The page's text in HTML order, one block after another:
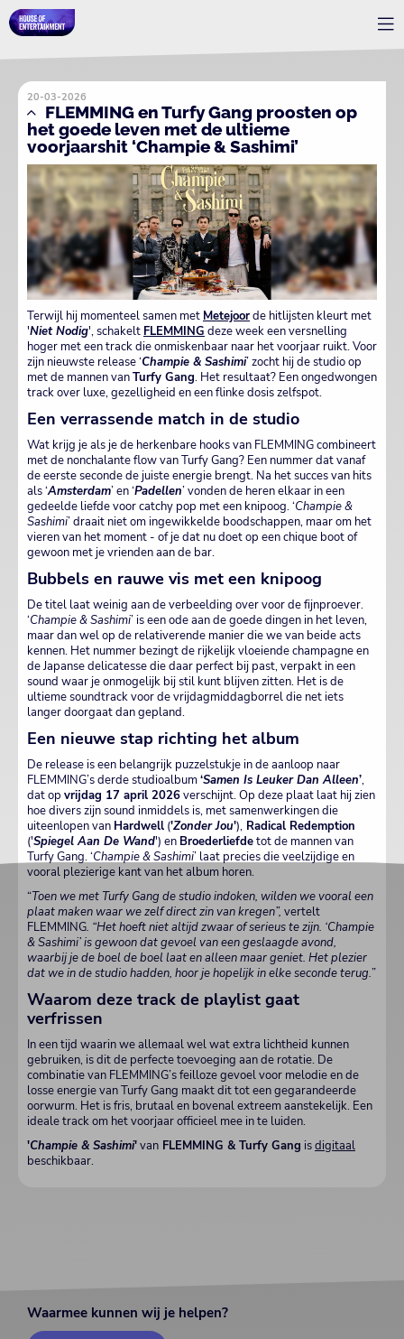
20-03-2026
FLEMMING en Turfy Gang proosten op
het goede leven met de ultieme
voorjaarshit ‘Champie & Sashimi’
Terwijl hij momenteel samen met Metejoorde hitlijsten kleurt met
'Niet Nodig', schakelt FLEMMING deze week een versnelling
hoger met een track die onmiskenbaar naar het voorjaar ruikt. Voor
zijn nieuwste release ‘Champie & Sashimi’ zocht hij de studio op
met de mannen vanTurfy Gang. Het resultaat? Een ongedwongen
track over luxe, gezelligheid en een flinke dosis zelfspot.
Een verrassende match in de studio
Wat krijg je als je de herkenbare hooks van FLEMMING combineert
met de nonchalante flow van Turfy Gang? Een nummer dat vanaf
de eerste seconde de juiste energie brengt. Na het succes van hits
als ‘Amsterdam’ en ‘Padellen’ vonden de heren elkaar in een
gedeelde liefde voor catchy pop met een knipoog. ‘Champie &
Sashimi’ draait niet om ingewikkelde boodschappen, maar om het
vieren van het moment - of je dat nu doet op een chique boot of
gewoon met je vrienden aan de bar.
Bubbels en rauwe vis met een knipoog
De titel laat weinig aan de verbeelding over voor de fijnproever.
‘Champie & Sashimi’ is een ode aan de goede dingen in het leven,
maar dan wel op de relativerende manier die we van beide acts
kennen. Het nummer bezingt de rijkelijk vloeiende champagne en
de Japanse delicatesse die daar perfect bij past, verpakt in een
sound waar je onmogelijk bij stil kunt blijven zitten. Het is de
ultieme soundtrack voor de vrijdagmiddagborrel die net iets
langer doorgaat dan gepland.
Een nieuwe stap richting het album
De release is een belangrijk puzzelstukje in de aanloop naar
FLEMMING’s derde studioalbum‘Samen Is Leuker Dan Alleen’,
dat op vrijdag 17 april 2026verschijnt. Op deze plaat laat hij zien
hoe divers zijn sound inmiddels is, met samenwerkingen die
uiteenlopen van Hardwell ('Zonder Jou'), Radical Redemption
('Spiegel Aan De Wand') en Broederliefdetot de mannen van
Turfy Gang. ‘Champie & Sashimi’ laat precies die veelzijdige en
vooral plezierige kant van het album horen.
“Toen we met Turfy Gang de studio indoken, wilden we vooral een
plaat maken waar we zelf direct zin van kregen”, vertelt
FLEMMING. “Het hoeft niet altijd zwaar of serieus te zijn. ‘Champie
& Sashimi’ is gewoon dat gevoel van een geslaagde avond,
waarbij je de boel de boel laat en alleen maar geniet. Het plezier
dat we in de studio hadden, hoor je hopelijk in elke seconde terug.”
Waarom deze track de playlist gaat
verfrissen
In een tijd waarin we allemaal wel wat extra lichtheid kunnen
gebruiken, is dit de perfecte toevoeging aan de rotatie. De
combinatie van FLEMMING’s feilloze gevoel voor melodie en de
losse energie van Turfy Gang maakt dit tot een gegarandeerde
oorwurm. Het is fris, brutaal en bovenal extreem aanstekelijk. Een
ideale track om het voorjaar officieel mee in te luiden.
'Champie & Sashimi'van FLEMMING & Turfy Gang isdigitaal
beschikbaar.
Waarmee kunnen wij je helpen?